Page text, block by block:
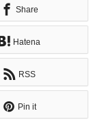
Share
Hatena
RSS
Pin it